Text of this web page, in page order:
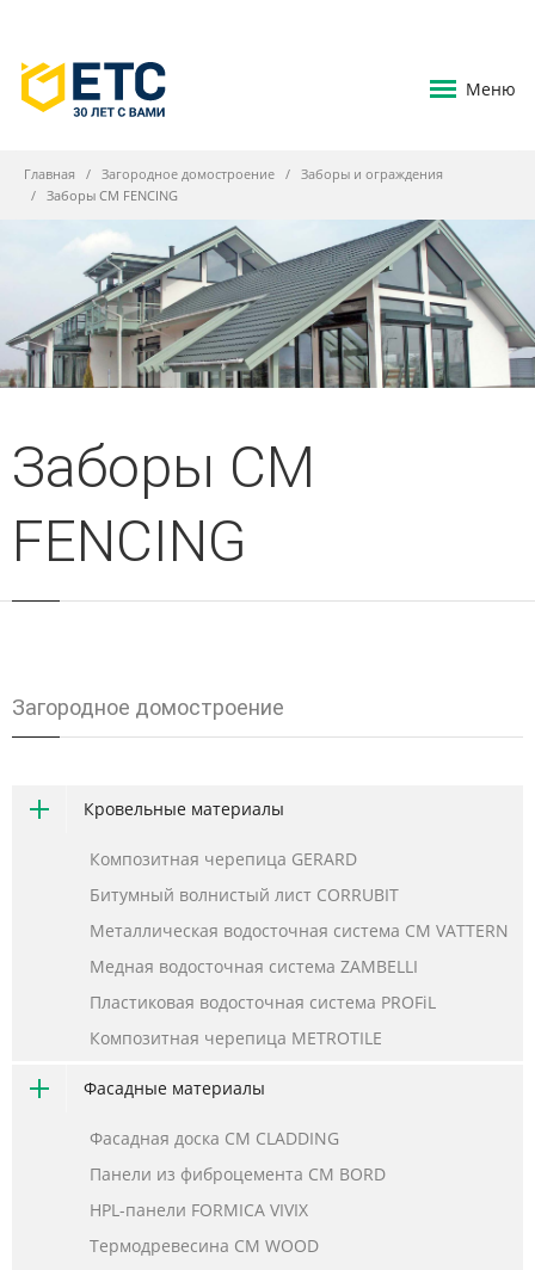
Меню
Главная Загородное домостроение
Заборы и ограждения
Заборы CM FENCING
Заборы CM
FENCING
Загородное домостроение
Кровельные материалы
Композитная черепица GERARD
Битумный волнистый лист CORRUBIT
Металлическая водосточная система CM VATTERN
Медная водосточная система ZAMBELLI
Пластиковая водосточная система PROFiL
Композитная черепица METROTILE
Фасадные материалы
Фасадная доска CM CLADDING
Панели из фиброцемента CM BORD
HPL-панели FORMICA VIVIX
Термодревесина CM WOOD